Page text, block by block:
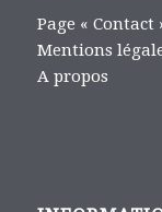
Page « Contact
Mentions
A propos